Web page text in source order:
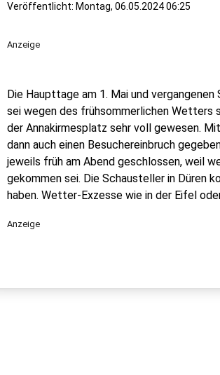
Veröffentlicht: Montag, 06.05.2024 06:25
Anzeige
Die Haupttage am 1. Mai und
sei wegen des frühsommerlichen Wetters
der Annakirmesplatz sehr voll gewesen.
dann auch einen Besuchereinbruch
jeweils früh am Abend geschlossen, weil
gekommen sei. Die Schausteller in Düren
haben. Wetter-Exzesse wie in der Eifel
Anzeige